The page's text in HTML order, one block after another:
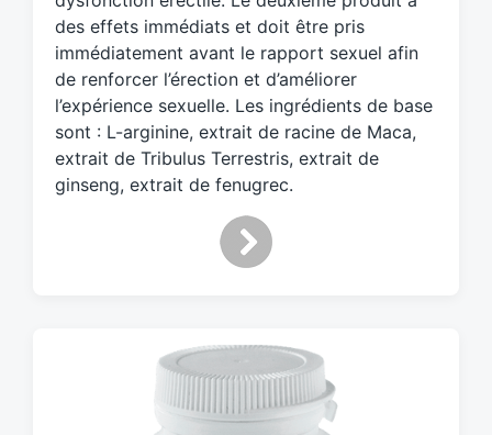
h
des effets immédiats et doit être pris
immédiatement avant le rapport sexuel afin
de renforcer l’érection et d’améliorer
l’expérience sexuelle. Les ingrédients de base
sont : L-arginine, extrait de racine de Maca,
extrait de Tribulus Terrestris, extrait de
ginseng, extrait de fenugrec.